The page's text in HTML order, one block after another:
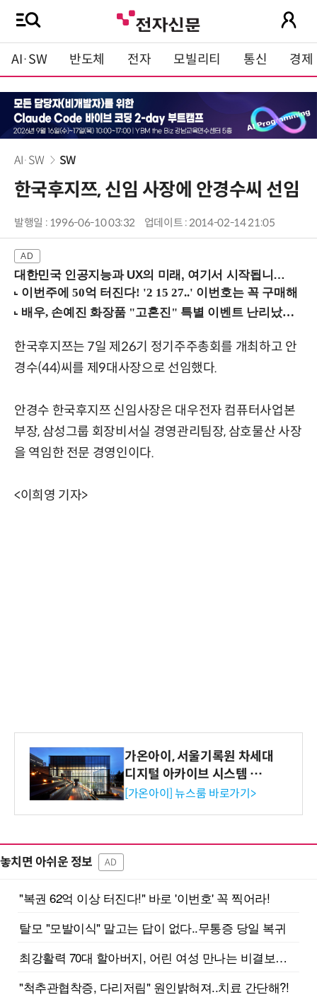
AI·SW 반도체 전자 모빌리티 통신 경제
AI·SW SW
한국후지쯔, 신임 사장에 안경수씨 선임
발행일 : 1996-06-10 03:32 업데이트 : 2014-02-14 21:05
대한민국 인공지능과 UX의 미래, 여기서 시작됩니다! (9/2 강남역)
한국후지쯔는 7일 제26기 정기주주총회를 개최하고 안
경수(44)씨를 제9대사장으로 선임했다.
안경수 한국후지쯔 신임사장은 대우전자 컴퓨터사업본
부장, 삼성그룹 회장비서실 경영관리팀장, 삼호물산 사장
을 역임한 전문 경영인이다.
<이희영 기자>
가온아이, 서울기록원 차세대
디지털 아카이브 시스템 구축
수행
[가온아이] 뉴스룸 바로가기>
놓치면 아쉬운 정보 AD